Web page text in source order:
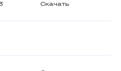
Скачать